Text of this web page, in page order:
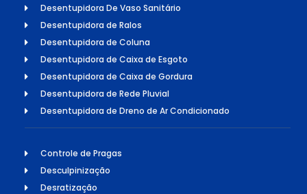
Desentupidora De Vaso Sanitário
Desentupidora de Ralos
Desentupidora de Coluna
Desentupidora de Caixa de Esgoto
Desentupidora de Caixa de Gordura
Desentupidora de Rede Pluvial
Desentupidora de Dreno de Ar Condicionado
Controle de Pragas
Desculpinização
Desratização